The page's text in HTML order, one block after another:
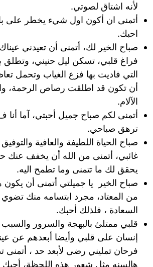
لأنه اشتاق لصوتي.
أتمنى ان أكون اول شيء يخطر على
احبك.
صباح الخير لك، أتمنى أن تعيدني
فراغ قلبي، تسكن ليل حنيني، وتطلق
التي فاديت بها فزع الغياب وتحمل
أن تكون قد اطلقت رصاص الرحمة،
الآلام.
أتمنى لكم صباح جميل أحبتي، آما أنا
ترهق صباحي.
صباح الحياة اللطيفة والعافية
غائبي، أتمنى من الله أن يخفف عنك
يحقق لك ما تتمنى وما تطمح اليه.
صباح الخير يا جميلتي أتمنى أن يكون
من المعتاد، مجرد ابتسامه منك تضوي
السعادة ، فلذلك أحبك.
قلبي ممتلئ بالبهجة والسرور
إنسان على قلبي وأيضا أبعدهم عن
فرحان تمليني رضى لأبعد حد ، أتمنى
هالسنه مثل شعور هذه اللحظة، أحبك